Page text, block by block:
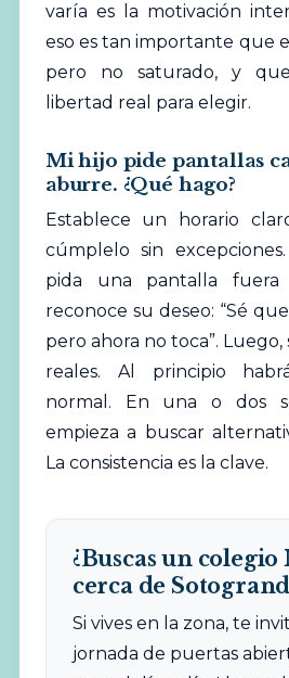
varía es la motivación
eso es tan importante que
pero no saturado, y
libertad real para elegir.
Mi hijo pide pantallas
aburre. ¿Qué hago?
Establece un horario
cúmplelo sin
pida una pantalla fuera
reconoce su deseo: “Sé
pero ahora no toca”.
reales. Al principio
normal. En una o dos
empieza a buscar
La consistencia es la clave.
¿Buscas un
cerca de
Si vives en la zona, te
jornada de puertas